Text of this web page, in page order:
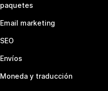
paquetes
Email marketing
SEO
Envíos
Moneda y traducción